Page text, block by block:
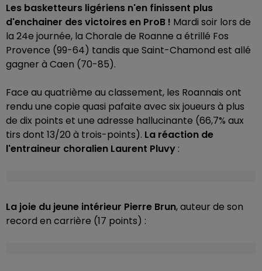
Les basketteurs ligériens n'en finissent plus
d'enchainer des victoires en ProB ! Mardi soir lors de
la 24e journée, la Chorale de Roanne a étrillé Fos
Provence (99-64) tandis que Saint-Chamond est allé
gagner à Caen (70-85).
Face au quatrième au classement, les Roannais ont
rendu une copie quasi pafaite avec six joueurs à plus
de dix points et une adresse hallucinante (66,7% aux
tirs dont 13/20 à trois-points). La réaction de
l'entraineur choralien Laurent Pluvy :
La joie du jeune intérieur Pierre Brun, auteur de son
record en carrière (17 points) :